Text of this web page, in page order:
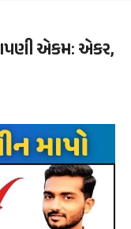
એકમ: એકર,